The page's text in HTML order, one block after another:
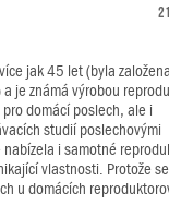
jak 45 let (byla
je známá výrobou
domácí poslech, ale i
studií poslechovými
i samotné
vlastnosti. Protože
u domácích